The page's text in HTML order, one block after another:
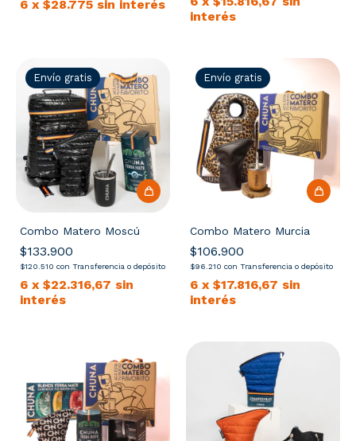
6 x $28.775 sin interés
interés
Envío gratis
Combo Matero Moscú
$133.900
$120.510 con Transferencia o depósito
6 x $22.316,67 sin
interés
Envío gratis
Combo Matero Murcia
$106.900
$96.210 con Transferencia o depósito
6 x $17.816,67 sin
interés